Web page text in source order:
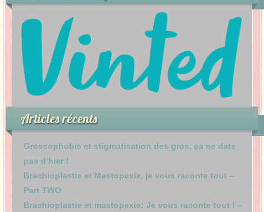
Articles récents
Grossophobie et stigmatisation des gros, ça ne date
pas d’hier !
Brachioplastie et Mastopexie, je vous raconte tout –
Part TWO
Brachioplastie et mastopexie: Je vous raconte tout ! –